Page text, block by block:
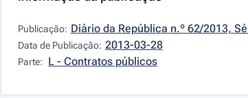
Publicação: Diário da República n.º 62/2013,
Data de Publicação: 2013-03-28
Parte: L - Contratos públicos